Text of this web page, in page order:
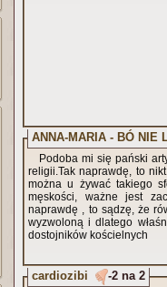
Podoba mi się pański artykuł.Myślę , że rola kobiety jest równie ważna zarówno w życiu jak i w
religii.Tak naprawdę, to nikt z nas nie wie , kim jest Bóg, jakiej jest płci , o ile w Jego przypadku
można u żywać takiego sformułowania. NIE ma
męskości, ważne jest zachowanie równowgi miedzy pierwiastkiem żeńskim , a męskim.Tak
naprawdę , to sądzę, że
wyzwoloną i dlatego właśnie ,sądzę, że kobiety nie powinny ani rządzić , ani sprawowaćfunkcji
dostojników kościelnych
cardiozibi -2 na 2